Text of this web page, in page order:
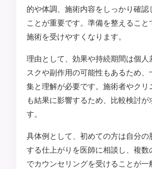
的や体調、施術内容をしっかり確認
ことが重要です。準備を整えること
施術を受けやすくなります。
理由として、効果や持続期間は個人
スクや副作用の可能性もあるため、
集と理解が必要です。施術者やクリ
も結果に影響するため、比較検討が
す。
具体例として、初めての方は自分の
する仕上がりを医師に相談し、複数
でカウンセリングを受けることが一